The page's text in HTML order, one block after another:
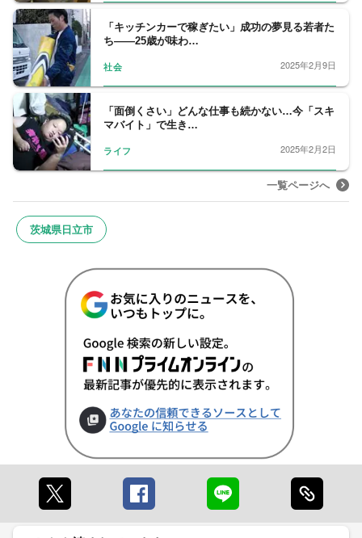
「キッチンカーで稼ぎたい」成功の夢見る若者た
ち――25歳が味わ…
社会 2025年2月9日
「面倒くさい」どんな仕事も続かない…今「スキ
マバイト」で生き…
ライフ 2025年2月2日
一覧ページへ
茨城県日立市